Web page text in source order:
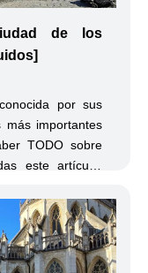
de los
por sus
importantes
TODO sobre
este artículo!